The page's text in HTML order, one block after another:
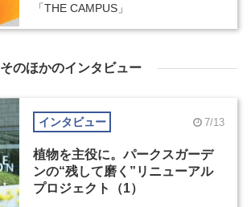
「THE CAMPUS」
そのほかのインタビュー
インタビュー 7/13
植物を主役に。パークスガーデ
ンの“残して磨く”リニューアル
プロジェクト（1）